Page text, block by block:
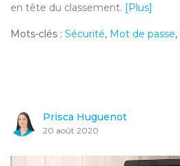
en tête du classement. [Plus]
Mots-clés : Sécurité, Mot de passe,
Prisca Huguenot
20 août 2020